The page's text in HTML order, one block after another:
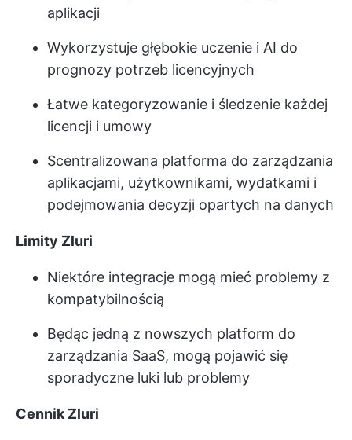
aplikacji
Wykorzystuje głębokie uczenie i AI do
prognozy potrzeb licencyjnych
Łatwe kategoryzowanie i śledzenie każdej
licencji i umowy
Scentralizowana platforma do zarządzania
aplikacjami, użytkownikami, wydatkami i
podejmowania decyzji opartych na danych
Limity Zluri
Niektóre integracje mogą mieć problemy z
kompatybilnością
Będąc jedną z nowszych platform do
zarządzania SaaS, mogą pojawić się
sporadyczne luki lub problemy
Cennik Zluri